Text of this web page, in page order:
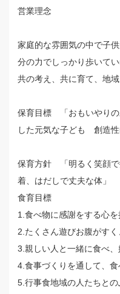
営業理念
家庭的な雰囲気の中で子
分の力でしっかり歩いて
共の考え、共に育て、地
保育目標 「おもいやり
した元気な子ども 創造性
保育方針 「明るく笑顔
着、はだしで丈夫な体」
食育目標
1.食べ物に感謝をする心
2.たくさん遊びお腹がす
3.親しい人と一緒に食べ
4.食事づくりを通して、
5.行事食地域の人たちと